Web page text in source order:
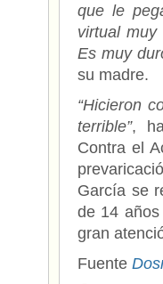
que le
virtual
Es muy
su madre.
“Hicieron
terrible”,
Contra el
García se
de 14
gran
Fuente